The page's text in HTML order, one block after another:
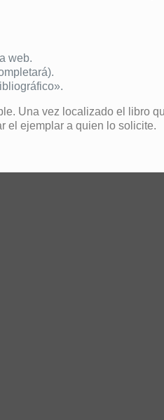
web.
Una vez localizado el libro
el ejemplar a quien lo solicite.